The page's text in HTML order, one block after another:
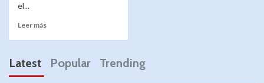
el...
Leer más
Latest Popular Trending